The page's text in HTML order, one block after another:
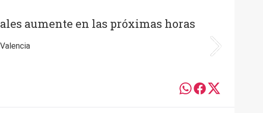
aumente en las próximas horas